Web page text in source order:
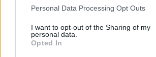
Personal Data Processing Opt Outs
I want to opt-out of the Sharing of my
personal data.
Opted In
Il n'y a pas de diffusions de